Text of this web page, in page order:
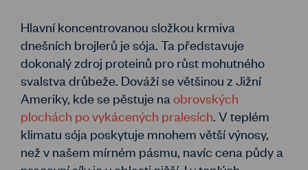
Hlavní koncentrovanou složkou krmiva
dnešních brojlerů je sója. Ta představuje
dokonalý zdroj proteinů pro růst mohutného
svalstva drůbeže. Dováží se většinou z Jižní
Ameriky, kde se pěstuje na obrovských
plochách po vykácených pralesích . V teplém
klimatu sója poskytuje mnohem větší výnosy,
než v našem mírném pásmu, navíc cena půdy a